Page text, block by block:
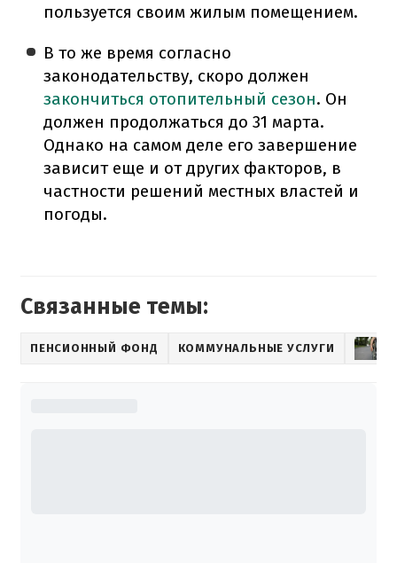
пользуется своим жилым помещением.
В то же время согласно
законодательству, скоро должен
закончиться отопительный сезон. Он
должен продолжаться до 31 марта.
Однако на самом деле его завершение
зависит еще и от других факторов, в
частности решений местных властей и
погоды.
Связанные темы:
ПЕНСИОННЫЙ ФОНД КОММУНАЛЬНЫЕ УСЛУГИ